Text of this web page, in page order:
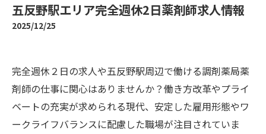
五反野駅エリア完全週休2日薬剤師求人情報
2025/12/25
完全週休２日の求人や五反野駅周辺で働ける調剤薬局薬
剤師の仕事に関心はありませんか？働き方改革やプライ
ベートの充実が求められる現代、安定した雇用形態やワ
ークライフバランスに配慮した職場が注目されていま